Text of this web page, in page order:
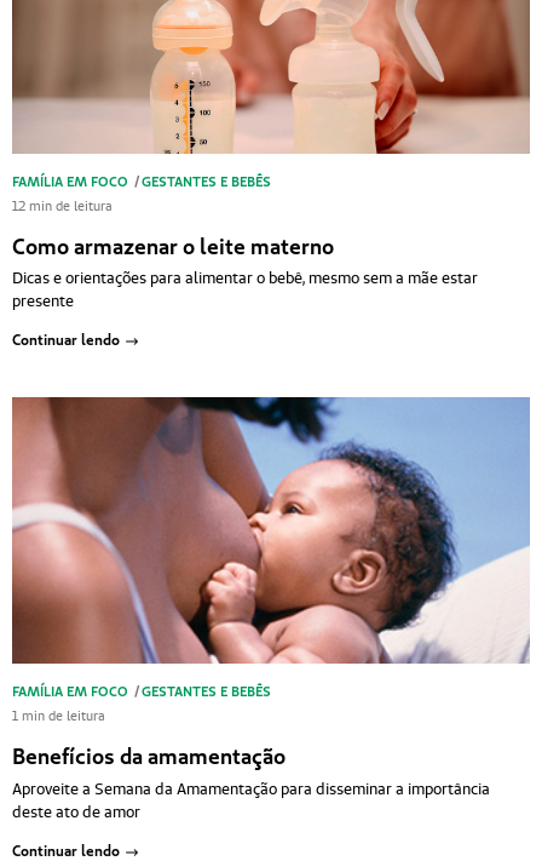
FAMÍLIA EM FOCO /GESTANTES E BEBÊS
12 min de leitura
Como armazenar o leite materno
Dicas e orientações para alimentar o bebê, mesmo sem a mãe estar
presente
Continuar lendo
FAMÍLIA EM FOCO /GESTANTES E BEBÊS
1 min de leitura
Benefícios da amamentação
Aproveite a Semana da Amamentação para disseminar a importância
deste ato de amor
Continuar lendo